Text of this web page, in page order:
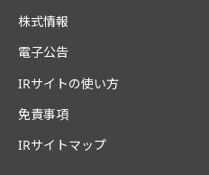
株式情報
電子公告
IRサイトの使い方
免責事項
IRサイトマップ